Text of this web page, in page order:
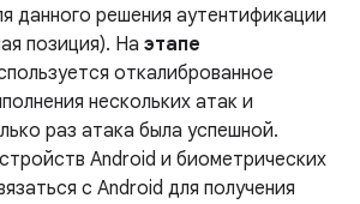
данного решения аутентификации
позиция). На этапе
откалиброванное
нескольких атак и
раз атака была успешной.
Android и биометрических
с Android для получения